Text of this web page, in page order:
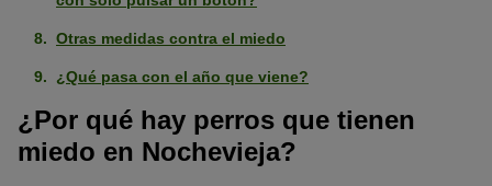
Otras medidas contra el miedo
¿Qué pasa con el año que viene?
¿Por qué hay perros que tienen
miedo en Nochevieja?